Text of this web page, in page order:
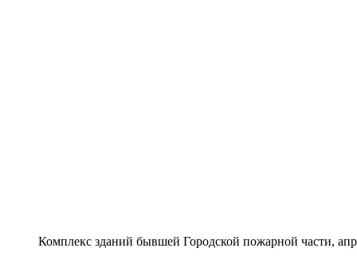
Комплекс зданий бывшей Городской пожарной части,